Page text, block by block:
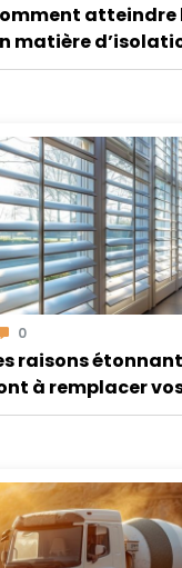
atteindre
matière
guide pour
0
raisons
à remplacer
économie
encore